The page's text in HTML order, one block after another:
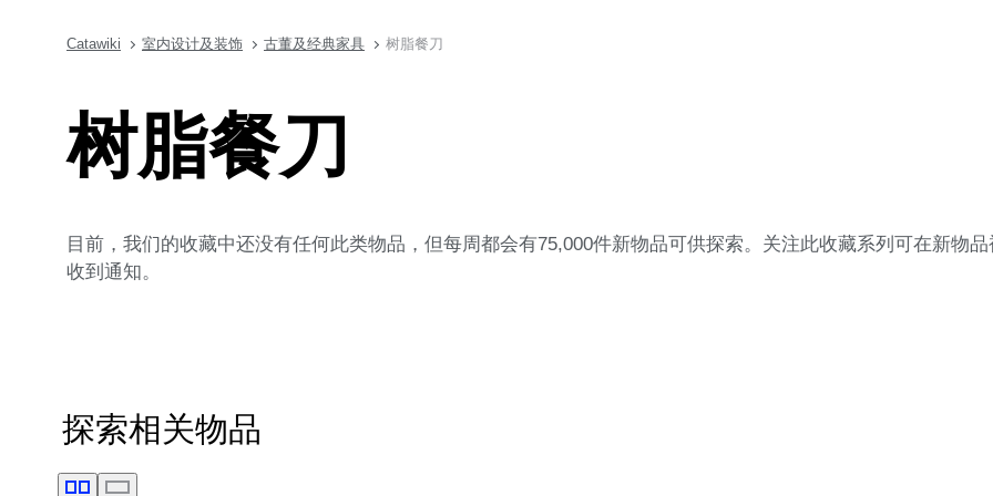
Catawiki 室内设计及装饰 古董及经典家具 树脂餐刀
树脂餐刀
目前，我们的收藏中还没有任何此类物品，但每周都会有75,000件新物品可供探索。关注此收藏系列可在新物
收到通知。
探索相关物品